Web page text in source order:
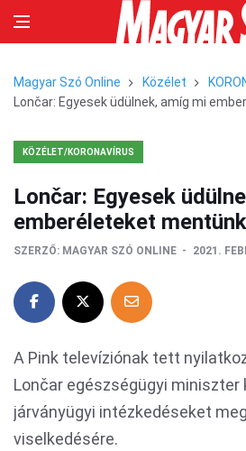
Magyar Szó Online Közélet
Lončar: Egyesek üdülnek, amíg mi
KÖZÉLET/KORONAVÍRUS
Lončar: Egyesek
emberéleteket mentünk
SZERZŐ: MAGYAR SZÓ ONLINE 2021.
A Pink televíziónak tett
Lončar egészségügyi miniszter
járványügyi intézkedéseket
viselkedésére.